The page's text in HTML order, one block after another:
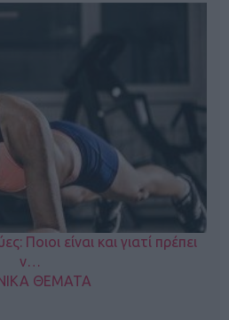
Ποιοι είναι και γιατί πρέπει
ν…
ΘΕΜΑΤΑ